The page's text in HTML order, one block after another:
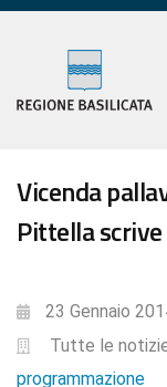
Vicenda
Pittella
23 Gennaio
Tutte le
programmazione